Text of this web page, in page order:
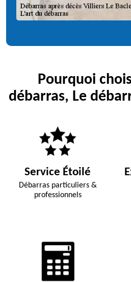
Pourquoi
débarras, Le
Service Étoilé
Débarras particuliers &
professionnels